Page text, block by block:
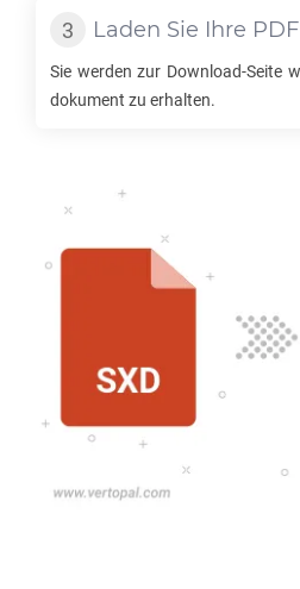
Laden Sie Ihre PDF
Sie werden zur Download-Seite
dokument zu erhalten.